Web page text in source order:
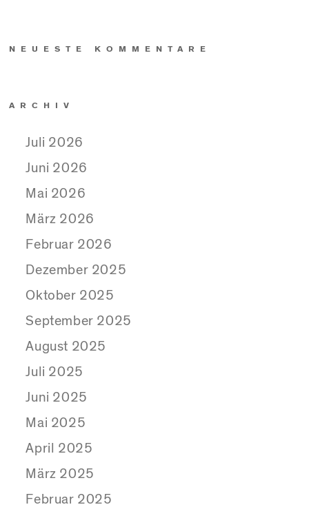
NEUESTE KOMMENTARE
ARCHIV
Juli 2026
Juni 2026
Mai 2026
März 2026
Februar 2026
Dezember 2025
Oktober 2025
September 2025
August 2025
Juli 2025
Juni 2025
Mai 2025
April 2025
März 2025
Februar 2025